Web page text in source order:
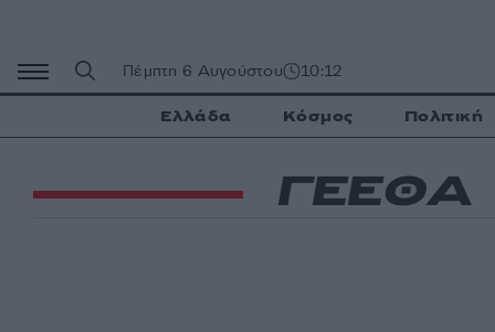
περιεχόμενο
Πέμπτη 6 Αυγούστου 10:12
Ελλάδα Κόσμος Πολιτική
ΓΕΕΘΑ